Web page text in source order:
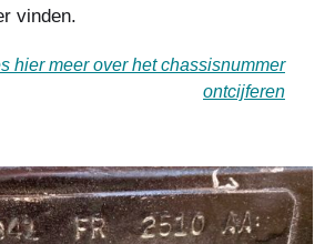
vinden.
hier meer over het chassisnummer
ontcijferen